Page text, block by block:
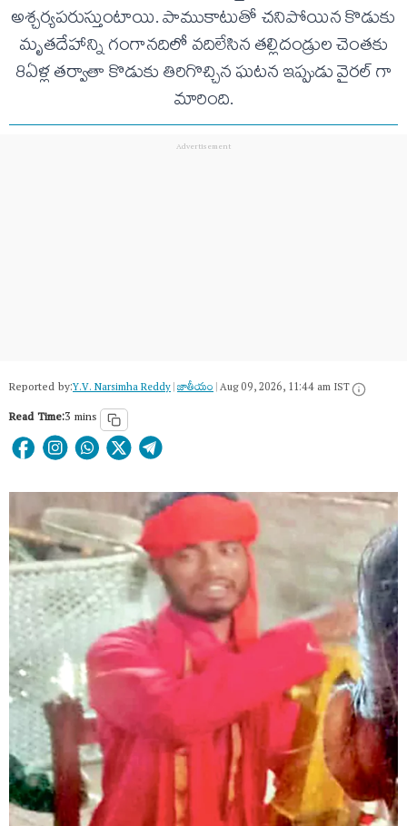
అశ్చర్యపరుస్తుంటాయి. పాముకాటుతో చనిపోయిన కొడుకు
మృతదేహాన్ని గంగానదిలో వదిలేసిన తల్లిదండ్రుల చెంతకు
8ఏళ్ల తర్వాతా కొడుకు తిరిగొచ్చిన ఘటన ఇప్పుడు వైరల్ గా
మారింది.
Reported by:Y.V. Narsimha Reddy|జాతీయం|Aug 09, 2026, 11:44 am IST
Read Time:3 mins